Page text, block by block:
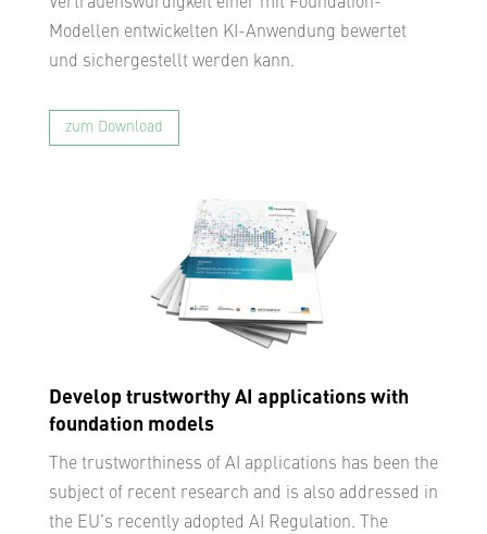
Modellen entwickelten KI-Anwendung bewertet
und sichergestellt werden kann.
zum Download
Develop trustworthy AI applications with
foundation models
The trustworthiness of AI applications has been the
subject of recent research and is also addressed in
the EU’s recently adopted AI Regulation. The